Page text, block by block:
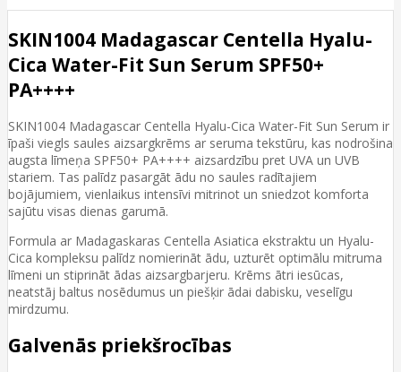
SKIN1004 Madagascar Centella Hyalu-
Cica Water-Fit Sun Serum SPF50+
PA++++
SKIN1004 Madagascar Centella Hyalu-Cica Water-Fit Sun Serum ir
īpaši viegls saules aizsargkrēms ar seruma tekstūru, kas nodrošina
augsta līmeņa SPF50+ PA++++ aizsardzību pret UVA un UVB
stariem. Tas palīdz pasargāt ādu no saules radītajiem
bojājumiem, vienlaikus intensīvi mitrinot un sniedzot komforta
sajūtu visas dienas garumā.
Formula ar Madagaskaras Centella Asiatica ekstraktu un Hyalu-
Cica kompleksu palīdz nomierināt ādu, uzturēt optimālu mitruma
līmeni un stiprināt ādas aizsargbarjeru. Krēms ātri iesūcas,
neatstāj baltus nosēdumus un piešķir ādai dabisku, veselīgu
mirdzumu.
Galvenās priekšrocības